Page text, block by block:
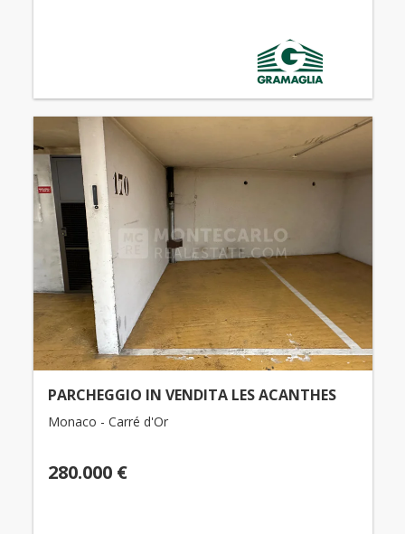
PARCHEGGIO IN VENDITA LES ACANTHES
Monaco - Carré d'Or
280.000 €